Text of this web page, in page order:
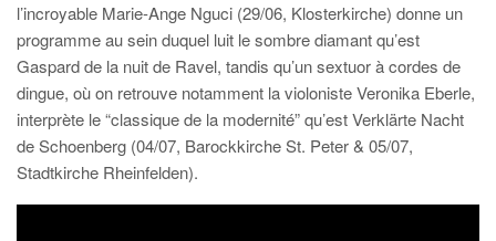
l’incroyable Marie-Ange Nguci (29/06, Klosterkirche) donne un
programme au sein duquel luit le sombre diamant qu’est
Gaspard de la nuit de Ravel, tandis qu’un sextuor à cordes de
dingue, où on retrouve notamment la violoniste Veronika Eberle,
interprète le “classique de la modernité” qu’est Verklärte Nacht
de Schoenberg (04/07, Barockkirche St. Peter & 05/07,
Stadtkirche Rheinfelden).